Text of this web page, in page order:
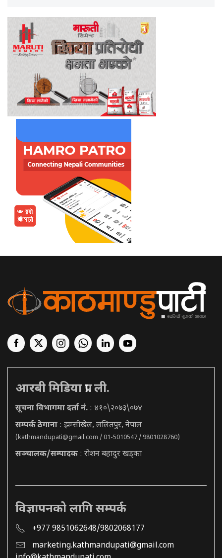
आरबी मिडिया प्रा. ली.
सूचना विभागमा दर्ता नं. : ४१०\२०७३\०७४
सम्पर्क ठेगाना : झम्सीखेल, ललितपुर, नेपाल
(kathmandupati@gmail.com / 01-5010547 / 9801028760)
सञ्चालक/सम्पादक : रोशन बहादुर खड्का
विज्ञापनको लागि सम्पर्क
+977 9851062648/9802068177
marketing.kathmandupati@gmail.com